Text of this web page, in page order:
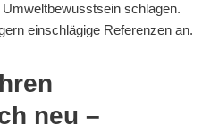
schlagen.
einschlägige Referenzen an.
neu –